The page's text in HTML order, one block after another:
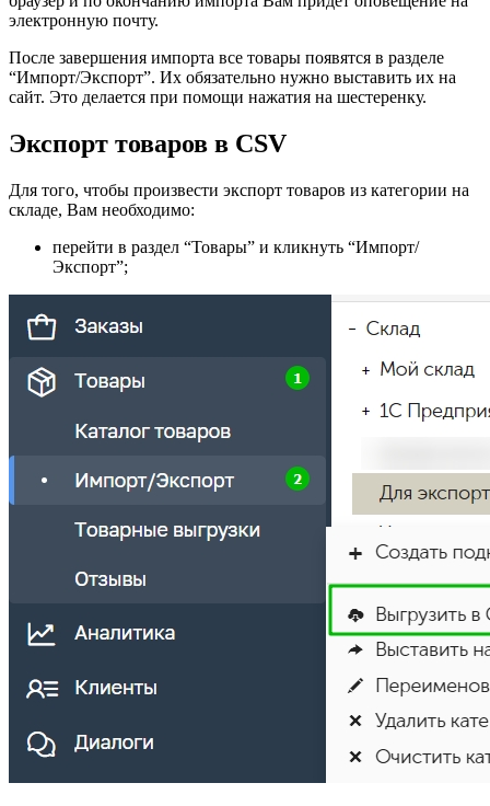
электронную почту.
После завершения импорта все товары появятся в разделе
“Импорт/Экспорт”. Их обязательно нужно выставить их на
сайт. Это делается при помощи нажатия на шестеренку.
Экспорт товаров в CSV
Для того, чтобы произвести экспорт товаров из категории на
складе, Вам необходимо:
перейти в раздел “Товары” и кликнуть “Импорт/
Экспорт”;